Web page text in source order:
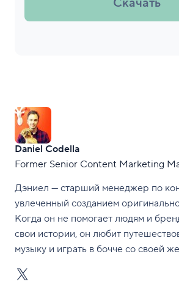
Daniel Codella
Former Senior Content Marketing
Дэниел — старший менеджер по
увлеченный созданием
Когда он не помогает людям и
свои истории, он любит
музыку и играть в бочче со своей